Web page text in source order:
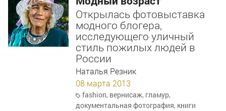
Открылась фотовыставка
модного блогера,
исследующего уличный
стиль пожилых людей в
России
Наталья Резник
08 марта 2013
fashion, вернисаж, гламур,
документальная фотография, книги